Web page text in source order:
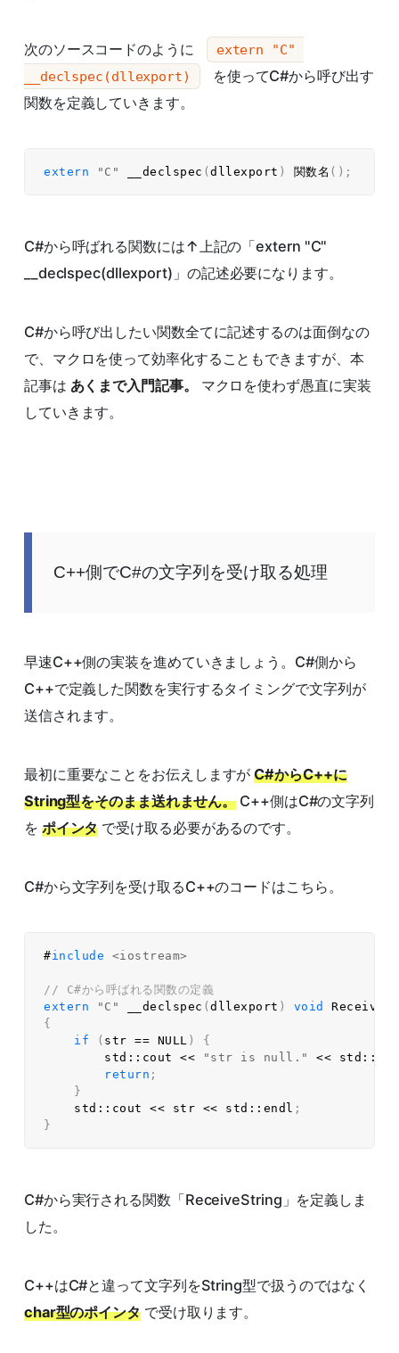
次のソースコードのように
extern "C"
__declspec(dllexport)
を使ってC#から呼び出す
関数を定義していきます。
extern "C" __declspec (dllexport ) 関数名 ( ) ;
C#から呼ばれる関数には↑上記の「extern "C"
__declspec(dllexport)」の記述必要になります。
C#から呼び出したい関数全てに記述するのは面倒なの
で、マクロを使って効率化することもできますが、本
記事は あくまで入門記事。
マクロを使わず愚直に実装
していきます。
C++側でC#の文字列を受け取る処理
早速C++側の実装を進めていきましょう。C#側から
C++で定義した関数を実行するタイミングで文字列が
送信されます。
最初に重要なことをお伝えしますがC#からC++に
String型をそのまま送れません。 C++側はC#の文字列
を ポインタ で受け取る必要があるのです。
C#から文字列を受け取るC++のコードはこちら。
#include <iostream>
// C#から呼ばれる関数の定義
extern
"C" __declspec (dllexport ) void
{
if
( str == NULL )
{
        std
:: cout << "str is null." << std ::
return ;
}
    std
:: cout << str << std :: endl ;
}
C#から実行される関数「ReceiveString」を定義しま
した。
C++はC#と違って文字列をString型で扱うのではなく
char型のポインタで受け取ります。